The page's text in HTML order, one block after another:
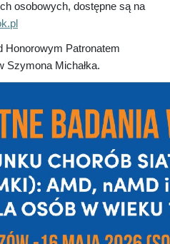
osobowych, dostępne są na
Honorowym Patronatem
Szymona Michałka.